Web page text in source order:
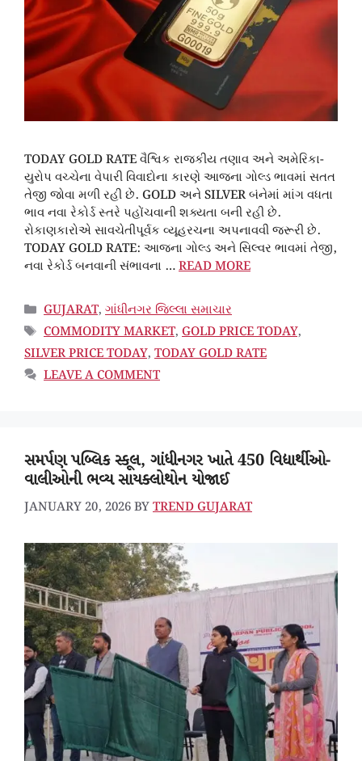
TODAY GOLD RATE વૈશ્વિક રાજકીય તણાવ અને અમેરિકા-
યુરોપ વચ્ચેના વેપારી વિવાદોના કારણે આજના ગોલ્ડ ભાવમાં સતત
તેજી જોવા મળી રહી છે. GOLD અને SILVER બંનેમાં માંગ વધતા
ભાવ નવા રેકોર્ડ સ્તરે પહોંચવાની શક્યતા બની રહી છે.
રોકાણકારોએ સાવચેતીપૂર્વક વ્યૂહરચના અપનાવવી જરૂરી છે.
TODAY GOLD RATE: આજના ગોલ્ડ અને સિલ્વર ભાવમાં તેજી,
નવા રેકોર્ડ બનવાની સંભાવના …READ MORE
CATEGORIES
GUJARAT, ગાંધીનગર જિલ્લા સમાચાર
TAGS
COMMODITY MARKET, GOLD PRICE TODAY,
SILVER PRICE TODAY, TODAY GOLD RATE
LEAVE A COMMENT
સમર્પણ પબ્લિક સ્કૂલ, ગાંધીનગર ખાતે 450 વિદ્યાર્થીઓ-
વાલીઓની ભવ્ય સાયક્લોથોન યોજાઈ
JANUARY 20, 2026BYTREND GUJARAT